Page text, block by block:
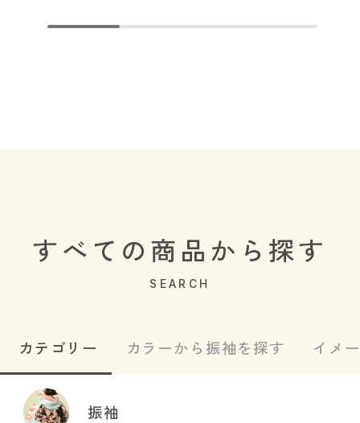
すべての商品から探す
SEARCH
カテゴリー カラーから振袖を探す イメ
振袖